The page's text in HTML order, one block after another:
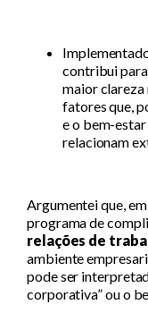
contribui para
maior clareza
fatores que,
e o bem-estar
relacionam
Argumentei que,
programa de
relações de
ambiente
pode ser
corporativa” ou o